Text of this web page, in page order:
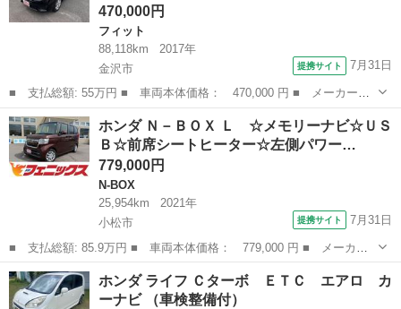
470,000円
フィット
88,118km
2017年
金沢市
提携サイト 7月31日
■ 支払総額: 55万円 ■ 車両本体価格： 470,000 円 ■ メーカー
名： ホンダ ■ 車種名： フィット ■ グレード名： １３Ｇ・Ｆ
パッケージ ドライブレコーダー ナビ ＴＶ 衝突被害軽減システ
ム アルミホイー...
石川 金沢市 フィット
ホンダ Ｎ－ＢＯＸ Ｌ ☆メモリーナビ☆ＵＳ
Ｂ☆前席シートヒーター☆左側パワー…
779,000円
N-BOX
25,954km
2021年
小松市
提携サイト 7月31日
■ 支払総額: 85.9万円 ■ 車両本体価格： 779,000 円 ■ メーカー
名： ホンダ ■ 車種名： Ｎ－ＢＯＸ ■ グレード名： Ｌ ☆メ
モリーナビ☆ＵＳＢ☆前席シートヒーター☆左側パワースライドドア
☆スマートキ...
石川 小松市 N-BOX
ホンダ ライフ Ｃターボ ＥＴＣ エアロ カ
ーナビ （車検整備付）